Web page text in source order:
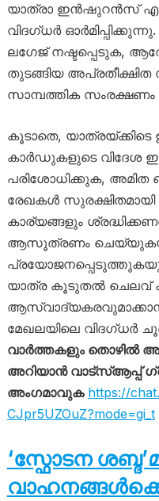
യാത്രാ ഇൻഷുറൻസ്
വിദഗ്ധർ
ലഗേജ് നഷ്ടപ്പെടുക,
തുടങ്ങിയ
സാമ്പത്തിക
കൂടാതെ, യാത്രയ്ക്കിടെ
കാർഡുകളുടെ വിദേശ
പരിശോധിക്കുക, അമിത
രേഖകൾ
കാര്യങ്ങളും
ആസൂത്രണം
യാത്ര കൂടുതൽ ചെലവ്
മേഖലയിലെ വിദഗ്ധർ
വാർത്തകളും തൊഴിൽ
അറിയാൻ വാട്സ്ആപ്പ്
അംഗമാവുക https://
CJpr5UZOuZ?mode=gi_t
‘സ്ഫോടന